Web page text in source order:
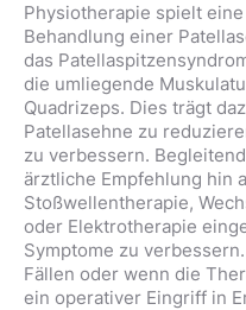
Physiotherapie spielt
Behandlung einer
das
die umliegende
Quadrizeps. Dies trägt
Patellasehne zu
zu verbessern.
ärztliche Empfehlung hin
Stoßwellentherapie,
oder Elektrotherapie
Symptome zu
Fällen oder wenn die
ein operativer Eingriff in